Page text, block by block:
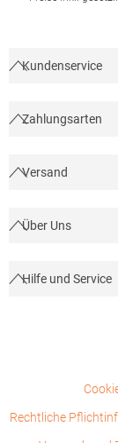
Kundenservice
Zahlungsarten
Versand
Über Uns
Hilfe und Service
Rechtliche